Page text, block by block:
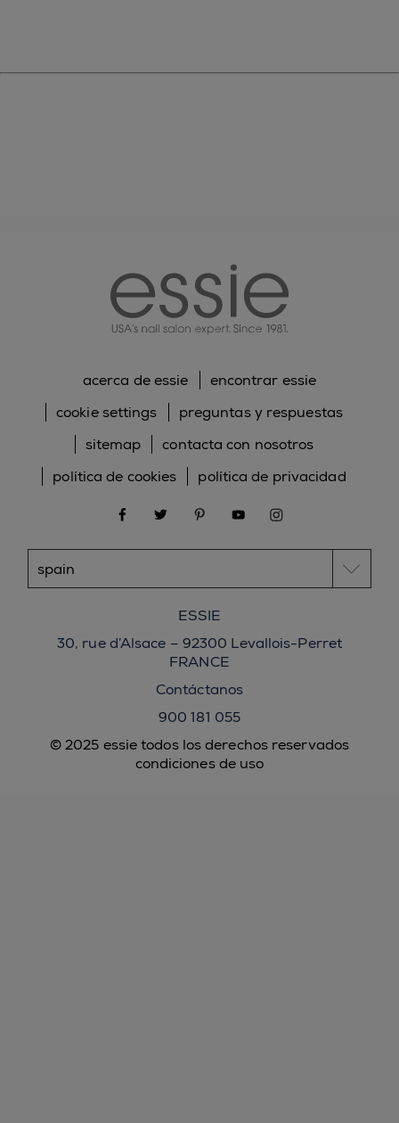
© 2025 essie todos los derechos reservados
condiciones de uso
acerca de essie
encontrar essie
cookie settings
preguntas y respuestas
sitemap
contacta con nosotros
política de cookies
política de privacidad
facebooktwitter pinterestyoutubeinstagram
ESSIE
30, rue d’Alsace – 92300 Levallois-Perret
FRANCE
Contáctanos
900 181 055